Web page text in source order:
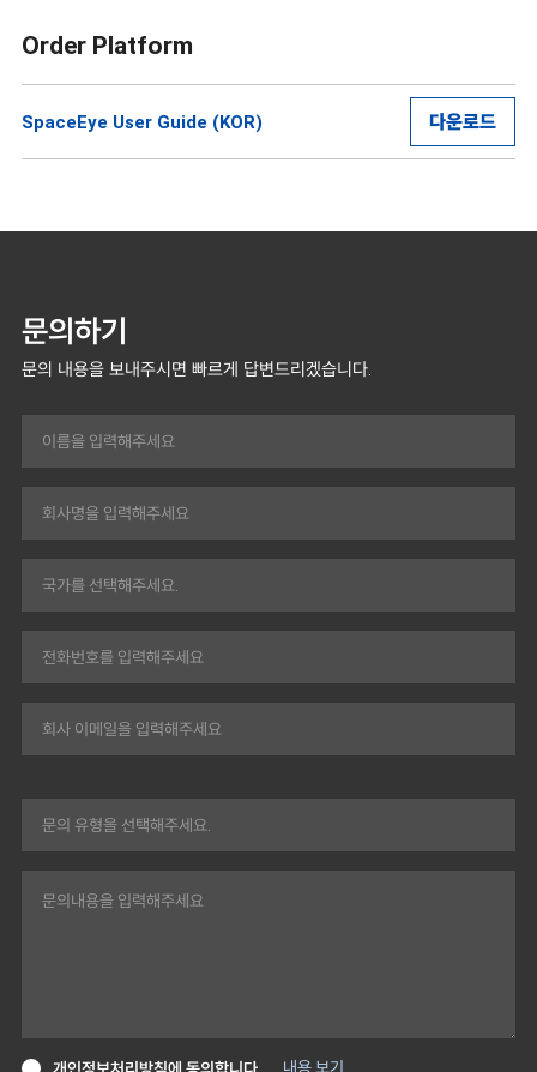
Order Platform
SpaceEye User Guide (KOR) 다운로드
문의하기
문의 내용을 보내주시면 빠르게 답변드리겠습니다.
개인정보처리방침에 동의합니다. 내용 보기